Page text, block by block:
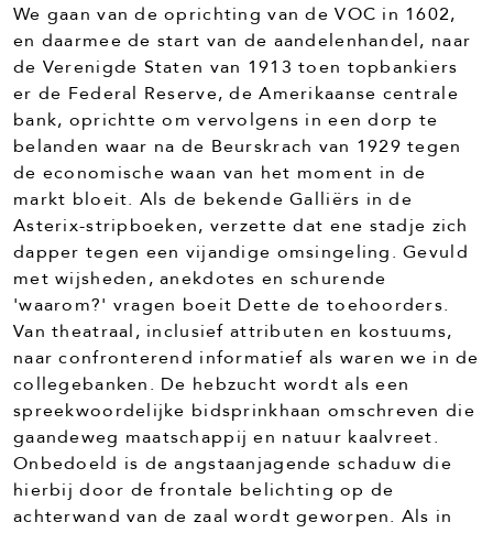
We gaan van de oprichting van de VOC in 1602,
en daarmee de start van de aandelenhandel, naar
de Verenigde Staten van 1913 toen topbankiers
er de Federal Reserve, de Amerikaanse centrale
bank, oprichtte om vervolgens in een dorp te
belanden waar na de Beurskrach van 1929 tegen
de economische waan van het moment in de
markt bloeit. Als de bekende Galliërs in de
Asterix-stripboeken, verzette dat ene stadje zich
dapper tegen een vijandige omsingeling. Gevuld
met wijsheden, anekdotes en schurende
'waarom?' vragen boeit Dette de toehoorders.
Van theatraal, inclusief attributen en kostuums,
naar confronterend informatief als waren we in de
collegebanken. De hebzucht wordt als een
spreekwoordelijke bidsprinkhaan omschreven die
gaandeweg maatschappij en natuur kaalvreet.
Onbedoeld is de angstaanjagende schaduw die
hierbij door de frontale belichting op de
achterwand van de zaal wordt geworpen. Als in